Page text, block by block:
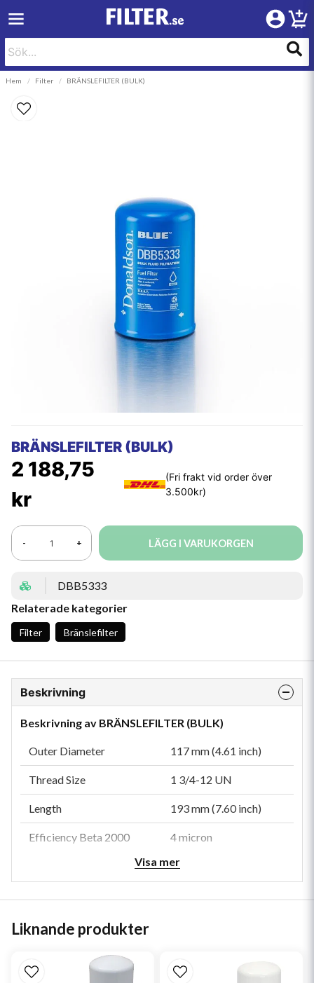
Hem Filter BRÄNSLEFILTER (BULK)
BRÄNSLEFILTER (BULK)
2 188,75
kr
- + LÄGG I VARUKORGEN
DBB5333
Relaterade kategorier
Filter Bränslefilter
Beskrivning
Beskrivning av BRÄNSLEFILTER (BULK)
Outer Diameter 117 mm (4.61 inch)
Thread Size 1 3/4-12 UN
Length 193 mm (7.60 inch)
Efficiency Beta 2000 4 micron
Spin-On
Brand
Visa mer
Liknande produkter